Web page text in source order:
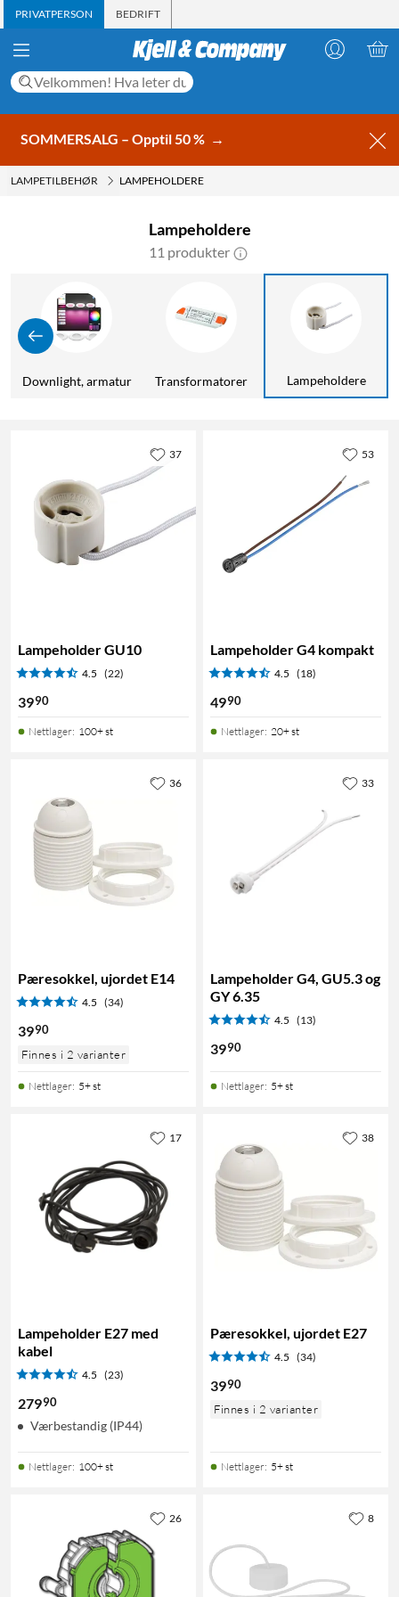
PRIVATPERSON BEDRIFT
SOMMERSALG – Opptil 50 % →
LAMPETILBEHØR LAMPEHOLDERE
Lampeholdere
11 produkter
Downlight, armatur Transformatorer Lampeholdere
Lampeholder GU10
4.5 (22)
3990
Nettlager: 100+ st
37
Lampeholder G4 kompakt
4.5 (18)
4990
Nettlager: 20+ st
53
Pæresokkel, ujordet E14
4.5 (34)
3990
Finnes i 2 varianter
Nettlager: 5+ st
36
Lampeholder G4, GU5.3 og
GY 6.35
4.5 (13)
3990
Nettlager: 5+ st
33
Lampeholder E27 med
kabel
4.5 (23)
27990
Værbestandig (IP44)
Nettlager: 100+ st
17
Pæresokkel, ujordet E27
4.5 (34)
3990
Finnes i 2 varianter
Nettlager: 5+ st
38
26 8